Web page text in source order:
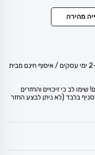
מהירה
משלוח מהיר עד הדלת ב- 39 ש"ח. עד 2-5 ימי עסקים / איסוף חינם מבית
לב כי זיכויים והחזרים
בלבד (לא ניתן לבצע החזר